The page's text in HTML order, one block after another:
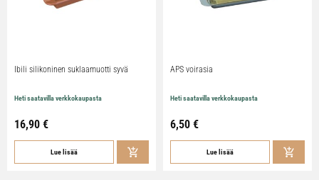
Ibili silikoninen suklaamuotti syvä
Heti saatavilla verkkokaupasta
16,90 €
Lue lisää
APS voirasia
Heti saatavilla verkkokaupasta
6,50 €
Lue lisää